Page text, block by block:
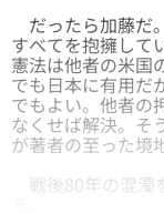
だったら加藤だ
すべてを抱擁して
憲法は他者の米国
でも日本に有用だ
でもよい。他者の
なくせば解決。
が著者の至った境
戦後80年の混濁